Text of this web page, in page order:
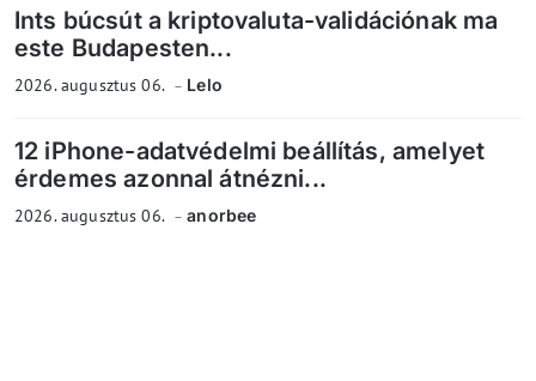
Ints búcsút a kriptovaluta-validációnak ma
este Budapesten...
2026. augusztus 06. Lelo
12 iPhone-adatvédelmi beállítás, amelyet
érdemes azonnal átnézni...
2026. augusztus 06. anorbee